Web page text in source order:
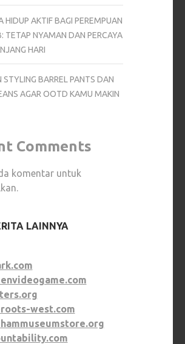
HIDUP AKTIF BAGI PEREMPUAN
TETAP NYAMAN DAN PERCAYA
HARI
STYLING BARREL PANTS DAN
AGAR OOTD KAMU MAKIN
Comments
komentar untuk
LAINNYA
west.com